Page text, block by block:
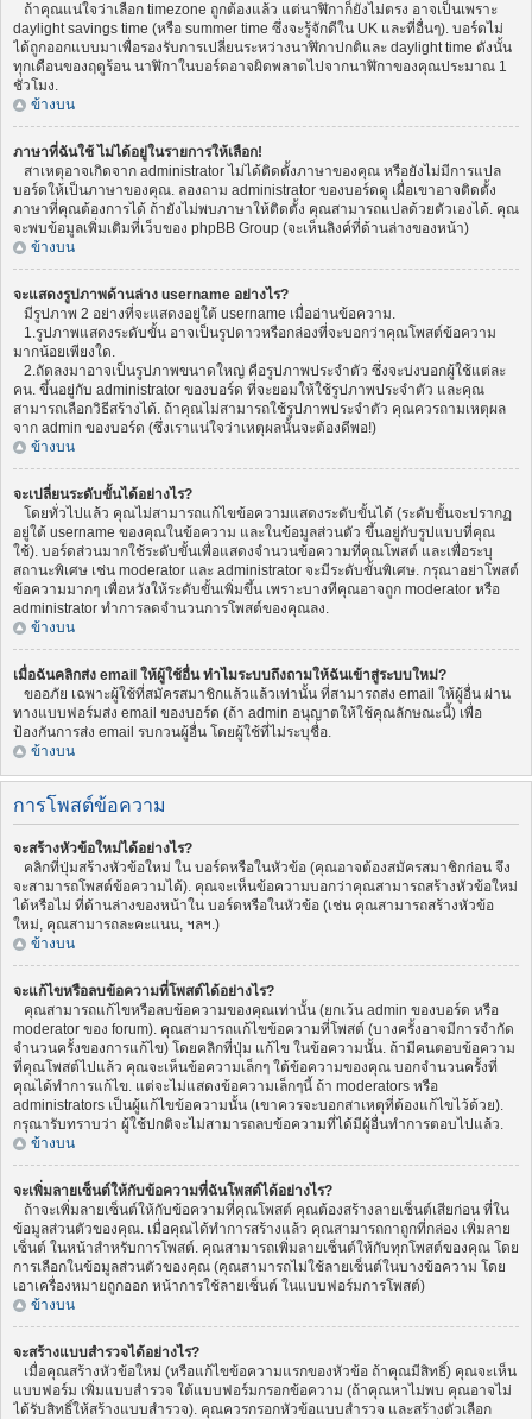
ถ้าคุณแน่ใจว่าเลือก timezone ถูกต้องแล้ว แต่นาฬิกาก็ยังไม่ตรง อาจเป็นเพราะ
daylight savings time (หรือ summer time ซึ่งจะรู้จักดีใน UK และที่อื่นๆ). บอร์ดไม่
ได้ถูกออกแบบมาเพื่อรองรับการเปลี่ยนระหว่างนาฬิกาปกติและ daylight time ดังนั้น
ทุกเดือนของฤดูร้อน นาฬิกาในบอร์ดอาจผิดพลาดไปจากนาฬิกาของคุณประมาณ 1
ชั่วโมง.
ข้างบน
ภาษาที่ฉันใช้ ไม่ได้อยู่ในรายการให้เลือก!
สาเหตุอาจเกิดจาก administrator ไม่ได้ติดตั้งภาษาของคุณ หรือยังไม่มีการแปล
บอร์ดให้เป็นภาษาของคุณ. ลองถาม administrator ของบอร์ดดู เผื่อเขาอาจติดตั้ง
ภาษาที่คุณต้องการได้ ถ้ายังไม่พบภาษาให้ติดตั้ง คุณสามารถแปลด้วยตัวเองได้. คุณ
จะพบข้อมูลเพิ่มเติมที่เว็บของ phpBB Group (จะเห็นลิงค์ที่ด้านล่างของหน้า)
ข้างบน
จะแสดงรูปภาพด้านล่าง username อย่างไร?
มีรูปภาพ 2 อย่างที่จะแสดงอยู่ใต้ username เมื่ออ่านข้อความ.
1.รูปภาพแสดงระดับขั้น อาจเป็นรูปดาวหรือกล่องที่จะบอกว่าคุณโพสต์ข้อความ
มากน้อยเพียงใด.
2.ถัดลงมาอาจเป็นรูปภาพขนาดใหญ่ คือรูปภาพประจำตัว ซึ่งจะบ่งบอกผู้ใช้แต่ละ
คน. ขึ้นอยู่กับ administrator ของบอร์ด ที่จะยอมให้ใช้รูปภาพประจำตัว และคุณ
สามารถเลือกวิธีสร้างได้. ถ้าคุณไม่สามารถใช้รูปภาพประจำตัว คุณควรถามเหตุผล
จาก admin ของบอร์ด (ซึ่งเราแน่ใจว่าเหตุผลนั้นจะต้องดีพอ!)
ข้างบน
จะเปลี่ยนระดับขั้นได้อย่างไร?
โดยทั่วไปแล้ว คุณไม่สามารถแก้ไขข้อความแสดงระดับขั้นได้ (ระดับขั้นจะปรากฏ
อยู่ใต้ username ของคุณในข้อความ และในข้อมูลส่วนตัว ขึ้นอยู่กับรูปแบบที่คุณ
ใช้). บอร์ดส่วนมากใช้ระดับขั้นเพื่อแสดงจำนวนข้อความที่คุณโพสต์ และเพื่อระบุ
สถานะพิเศษ เช่น moderator และ administrator จะมีระดับขั้นพิเศษ. กรุณาอย่าโพสต์
ข้อความมากๆ เพื่อหวังให้ระดับขั้นเพิ่มขึ้น เพราะบางทีคุณอาจถูก moderator หรือ
administrator ทำการลดจำนวนการโพสต์ของคุณลง.
ข้างบน
เมื่อฉันคลิกส่ง email ให้ผู้ใช้อื่น ทำไมระบบถึงถามให้ฉันเข้าสู่ระบบใหม่?
ขออภัย เฉพาะผู้ใช้ที่สมัครสมาชิกแล้วแล้วเท่านั้น ที่สามารถส่ง email ให้ผู้อื่น ผ่าน
ทางแบบฟอร์มส่ง email ของบอร์ด (ถ้า admin อนุญาตให้ใช้คุณลักษณะนี้) เพื่อ
ป้องกันการส่ง email รบกวนผู้อื่น โดยผู้ใช้ที่ไม่ระบุชื่อ.
ข้างบน
การโพสต์ข้อความ
จะสร้างหัวข้อใหม่ได้อย่างไร?
คลิกที่ปุ่มสร้างหัวข้อใหม่ ใน บอร์ดหรือในหัวข้อ (คุณอาจต้องสมัครสมาชิกก่อน จึง
จะสามารถโพสต์ข้อความได้). คุณจะเห็นข้อความบอกว่าคุณสามารถสร้างหัวข้อใหม่
ได้หรือไม่ ที่ด้านล่างของหน้าใน บอร์ดหรือในหัวข้อ (เช่น คุณสามารถสร้างหัวข้อ
ใหม่, คุณสามารถละคะแนน, ฯลฯ.)
ข้างบน
จะแก้ไขหรือลบข้อความที่โพสต์ได้อย่างไร?
คุณสามารถแก้ไขหรือลบข้อความของคุณเท่านั้น (ยกเว้น admin ของบอร์ด หรือ
moderator ของ forum). คุณสามารถแก้ไขข้อความที่โพสต์ (บางครั้งอาจมีการจำกัด
จำนวนครั้งของการแก้ไข) โดยคลิกที่ปุ่ม แก้ไข ในข้อความนั้น. ถ้ามีคนตอบข้อความ
ที่คุณโพสต์ไปแล้ว คุณจะเห็นข้อความเล็กๆ ใต้ข้อความของคุณ บอกจำนวนครั้งที่
คุณได้ทำการแก้ไข. แต่จะไม่แสดงข้อความเล็กๆนี้ ถ้า moderators หรือ
administrators เป็นผู้แก้ไขข้อความนั้น (เขาควรจะบอกสาเหตุที่ต้องแก้ไขไว้ด้วย).
กรุณารับทราบว่า ผู้ใช้ปกติจะไม่สามารถลบข้อความที่ได้มีผู้อื่นทำการตอบไปแล้ว.
ข้างบน
จะเพิ่มลายเซ็นต์ให้กับข้อความที่ฉันโพสต์ได้อย่างไร?
ถ้าจะเพิ่มลายเซ็นต์ให้กับข้อความที่คุณโพสต์ คุณต้องสร้างลายเซ็นต์เสียก่อน ที่ใน
ข้อมูลส่วนตัวของคุณ. เมื่อคุณได้ทำการสร้างแล้ว คุณสามารถกาถูกที่กล่อง เพิ่มลาย
เซ็นต์ ในหน้าสำหรับการโพสต์. คุณสามารถเพิ่มลายเซ็นต์ให้กับทุกโพสต์ของคุณ โดย
การเลือกในข้อมูลส่วนตัวของคุณ (คุณสามารถไม่ใช้ลายเซ็นต์ในบางข้อความ โดย
เอาเครื่องหมายถูกออก หน้าการใช้ลายเซ็นต์ ในแบบฟอร์มการโพสต์)
ข้างบน
จะสร้างแบบสำรวจได้อย่างไร?
เมื่อคุณสร้างหัวข้อใหม่ (หรือแก้ไขข้อความแรกของหัวข้อ ถ้าคุณมีสิทธิ์) คุณจะเห็น
แบบฟอร์ม เพิ่มแบบสำรวจ ใต้แบบฟอร์มกรอกข้อความ (ถ้าคุณหาไม่พบ คุณอาจไม่
ได้รับสิทธิ์ให้สร้างแบบสำรวจ). คุณควรกรอกหัวข้อแบบสำรวจ และสร้างตัวเลือก